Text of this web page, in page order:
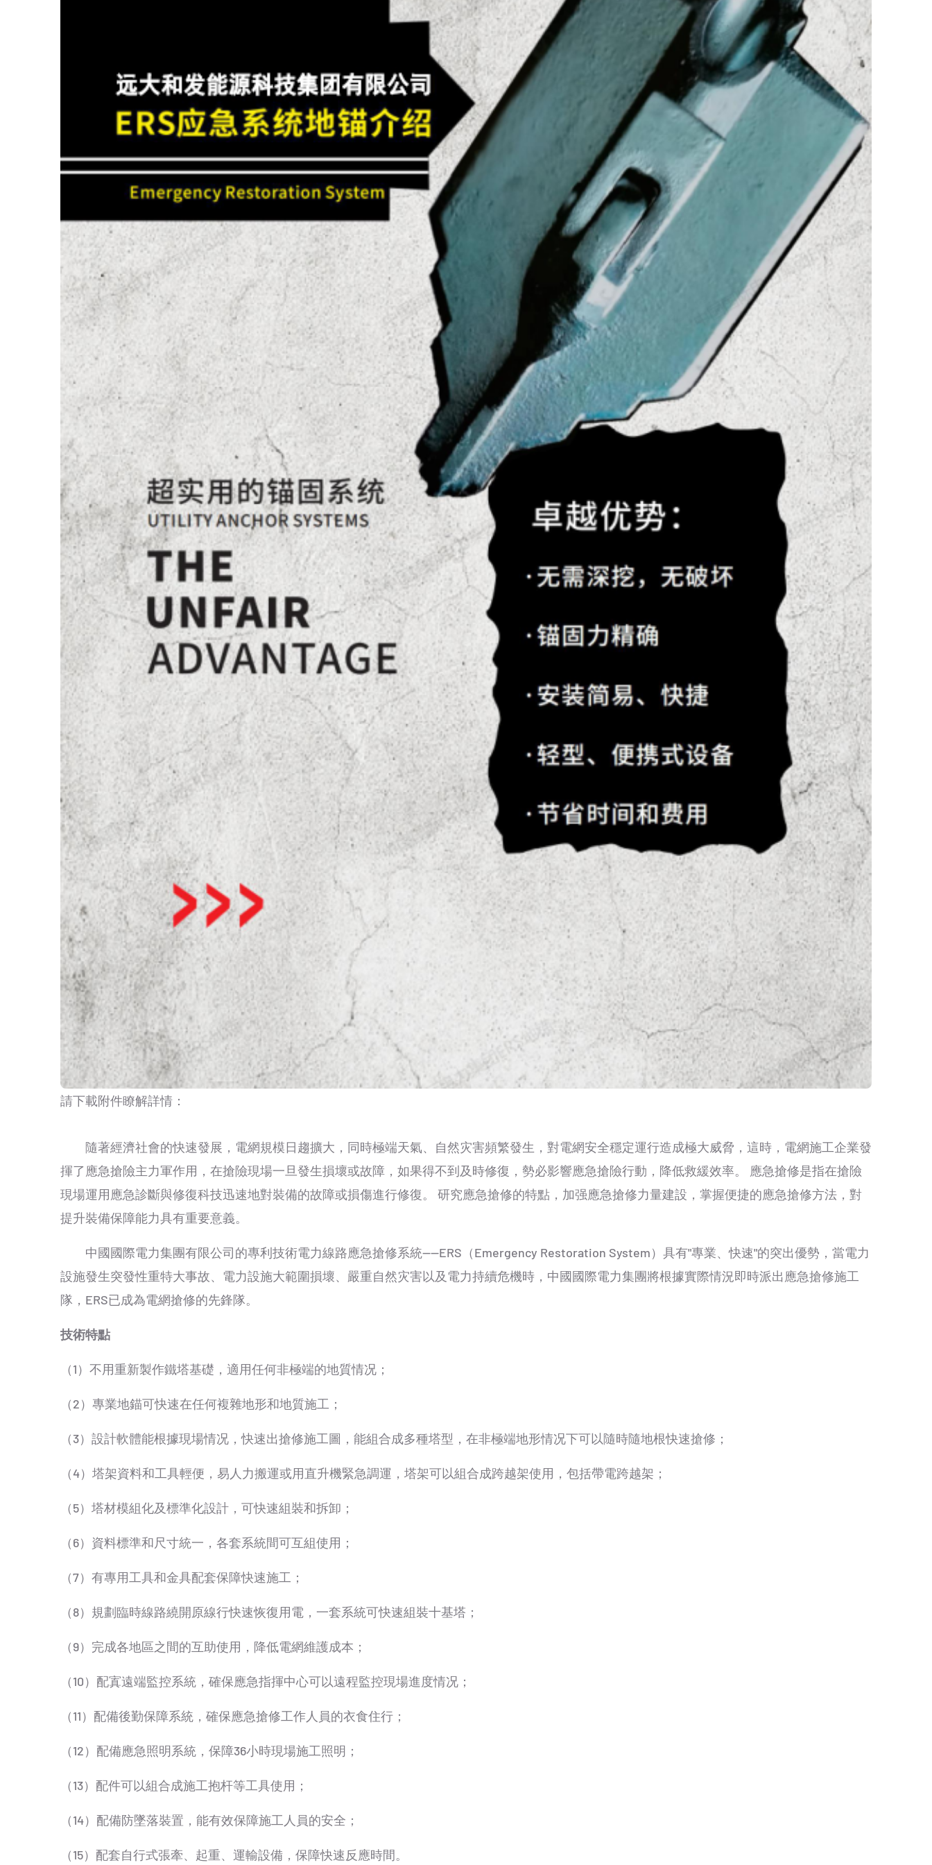
請下載附件瞭解詳情：
隨著經濟社會的快速發展，電網規模日趨擴大，同時極端天氣、自然灾害頻繁發生，對電網安全穩定運行造成極大威脅，這時，電網施工企業發
揮了應急搶險主力軍作用，在搶險現場一旦發生損壞或故障，如果得不到及時修復，勢必影響應急搶險行動，降低救緩效率。 應急搶修是指在搶險
現場運用應急診斷與修復科技迅速地對裝備的故障或損傷進行修復。 研究應急搶修的特點，加强應急搶修力量建設，掌握便捷的應急搶修方法，對
提升裝備保障能力具有重要意義。
中國國際電力集團有限公司的專利技術電力線路應急搶修系統——ERS（Emergency Restoration System）具有"專業、快速"的突出優勢，當電力
設施發生突發性重特大事故、電力設施大範圍損壞、嚴重自然灾害以及電力持續危機時，中國國際電力集團將根據實際情況即時派出應急搶修施工
隊，ERS已成為電網搶修的先鋒隊。
技術特點
（1）不用重新製作鐵塔基礎，適用任何非極端的地質情况；
（2）專業地錨可快速在任何複雜地形和地質施工；
（3）設計軟體能根據現場情况，快速出搶修施工圖，能組合成多種塔型，在非極端地形情况下可以隨時隨地根快速搶修；
（4）塔架資料和工具輕便，易人力搬運或用直升機緊急調運，塔架可以組合成跨越架使用，包括帶電跨越架；
（5）塔材模組化及標準化設計，可快速組裝和拆卸；
（6）資料標準和尺寸統一，各套系統間可互組使用；
（7）有專用工具和金具配套保障快速施工；
（8）規劃臨時線路繞開原線行快速恢復用電，一套系統可快速組裝十基塔；
（9）完成各地區之間的互助使用，降低電網維護成本；
（10）配寘遠端監控系統，確保應急指揮中心可以遠程監控現場進度情况；
（11）配備後勤保障系統，確保應急搶修工作人員的衣食住行；
（12）配備應急照明系統，保障36小時現場施工照明；
（13）配件可以組合成施工抱杆等工具使用；
（14）配備防墜落裝置，能有效保障施工人員的安全；
（15）配套自行式張牽、起重、運輸設備，保障快速反應時間。